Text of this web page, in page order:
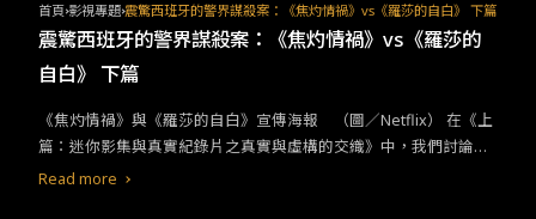
首頁 影視專題 震驚西班牙的警界謀殺案：《焦灼情禍》vs《羅莎的自白》 下篇
震驚西班牙的警界謀殺案：《焦灼情禍》vs《羅莎的
自白》 下篇
​​《焦灼情禍》與《羅莎的自白》宣傳海報 （圖／Netflix）​ ​​在​​《​​上
篇：迷你影集與真實紀錄片之真實與虛構的交織​​》中​​，我們討論了
影集​​《焦灼情禍》​​和紀錄片​​《羅莎的自白》​​這兩部西班牙影劇主角
Read more